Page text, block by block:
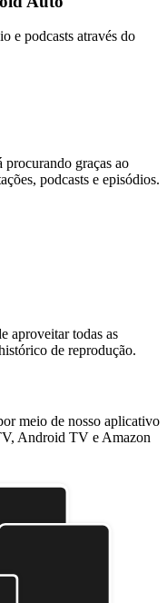
e podcasts através do
procurando graças ao
podcasts e episódios.
aproveitar todas as
de reprodução.
meio de nosso aplicativo
Android TV e Amazon